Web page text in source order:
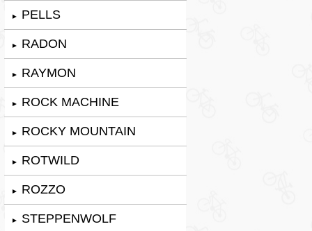
► PELLS
► RADON
► RAYMON
► ROCK MACHINE
► ROCKY MOUNTAIN
► ROTWILD
► ROZZO
► STEPPENWOLF